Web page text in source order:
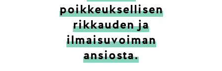
poikkeuksellisen
rikkauden ja
ilmaisuvoiman
ansiosta.